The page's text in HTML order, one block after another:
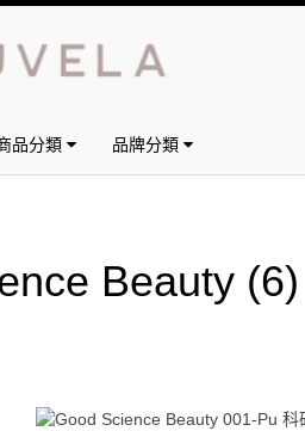
品分類 品牌分類
Beauty (6)